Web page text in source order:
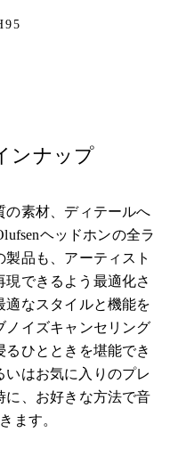
ンナップ
の素材、ディテールへ
ヘッドホンの全ラ
品も、アーティスト
できるよう最適化さ
適なスタイルと機能を
ノイズキャンセリング
ひとときを堪能でき
いはお気に入りのプレ
に、お好きな方法で音
ます。